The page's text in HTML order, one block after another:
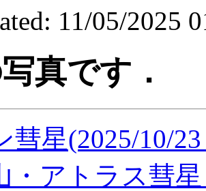
11/05/2025
真です．
彗星(2025/10/
・アトラス彗